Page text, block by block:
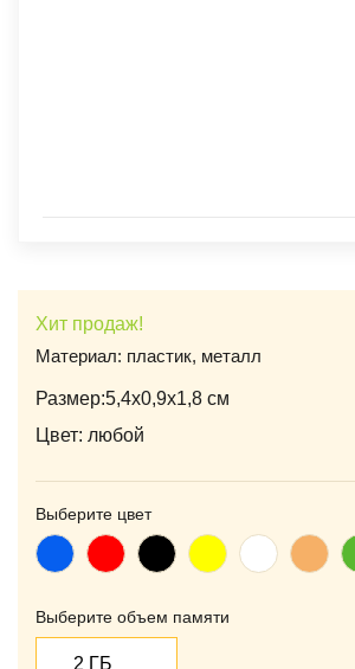
Хит продаж!
Материал: пластик, металл
Размер:5,4х0,9х1,8 см
Цвет: любой
Выберите цвет
СинийКрасныйЧерныйЖелтыйБелый
Выберите объем памяти